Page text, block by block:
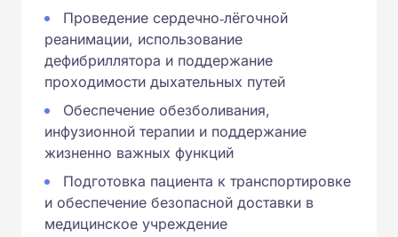
Проведение сердечно‑лёгочной
реанимации, использование
дефибриллятора и поддержание
проходимости дыхательных путей
Обеспечение обезболивания,
инфузионной терапии и поддержание
жизненно важных функций
Подготовка пациента к транспортировке
и обеспечение безопасной доставки в
медицинское учреждение